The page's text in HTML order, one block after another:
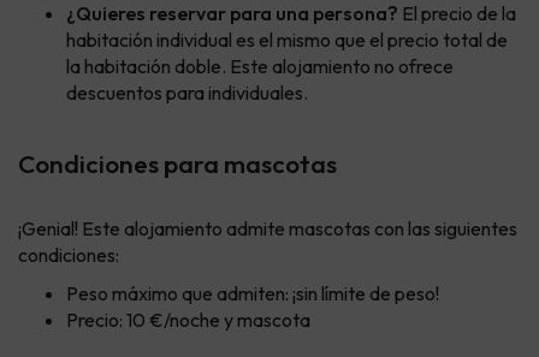
¿Quieres reservar para una persona? El precio de la
habitación individual es el mismo que el precio total de
la habitación doble. Este alojamiento no ofrece
descuentos para individuales.
Condiciones para mascotas
¡Genial! Este alojamiento admite mascotas con las siguientes
condiciones:
Peso máximo que admiten: ¡sin límite de peso!
Precio: 10 €/noche y mascota